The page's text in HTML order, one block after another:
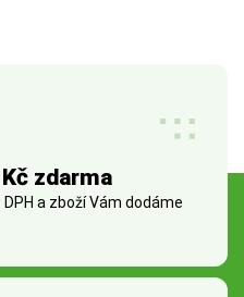
zdarma
a zboží Vám dodáme